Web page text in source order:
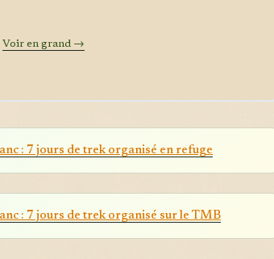
Voir en grand →
: 7 jours de trek organisé en refuge
: 7 jours de trek organisé sur le TMB